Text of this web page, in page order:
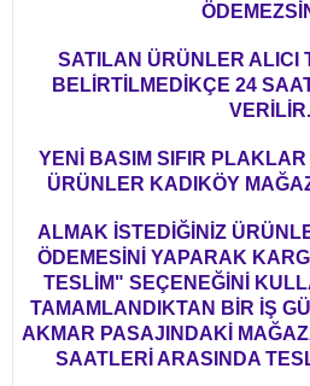
SATILAN ÜRÜNLER ALICI
BELİRTİLMEDİKÇE 24
VERİLİR.
YENİ BASIM SIFIR PLAKLAR
ÜRÜNLER KADIKÖY
ALMAK İSTEDİĞİNİZ
ÖDEMESİNİ YAPARAK
TESLİM" SEÇENEĞİNİ
TAMAMLANDIKTAN BİR İŞ
AKMAR PASAJINDAKİ
SAATLERİ ARASINDA